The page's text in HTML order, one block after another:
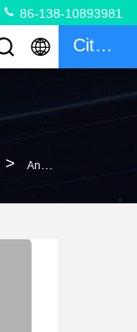
86-138-10893981
Citation
> Anti-RAM Lourd Service Véhicule Hostile Atténuation Hvm Barrière De Véhicule D'accident